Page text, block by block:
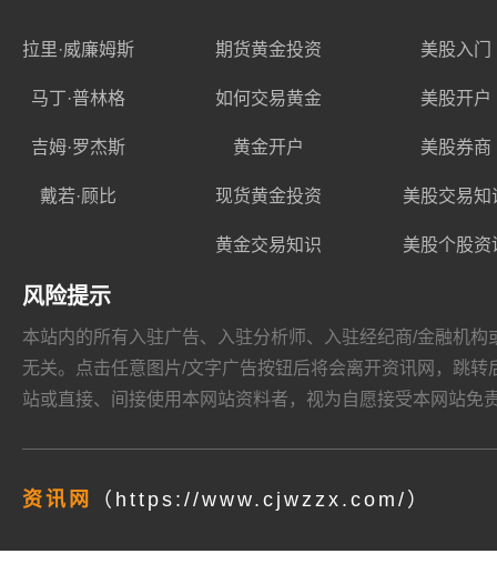
拉里·威廉姆斯
马丁·普林格
吉姆·罗杰斯
戴若·顾比
期货黄金投资
如何交易黄金
黄金开户
现货黄金投资
黄金交易知识
美股入门
美股开户
美股券商
美股交易知
美股个股资
风险提示
本站内的所有入驻广告、入驻分析师、入驻经纪商/金融机
无关。点击任意图片/文字广告按钮后将会离开资讯网，跳
站或直接、间接使用本网站资料者，视为自愿接受本网站免
资讯网 （https://www.cjwzzx.com/）